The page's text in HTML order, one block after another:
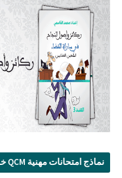
نماذج امتحانات مهنية QCM خاصة بمباريات وزارة العدل